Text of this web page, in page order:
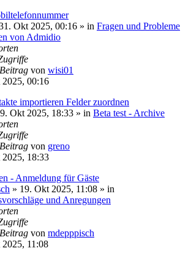
Okt 2025, 00:16 » in Fragen und Probleme
von Admidio
von wisi01
00:16
importieren Felder zuordnen
Okt 2025, 18:33 » in Beta test - Archive
von greno
18:33
- Anmeldung für Gäste
» 19. Okt 2025, 11:08 » in
und Anregungen
von mdepppisch
11:08